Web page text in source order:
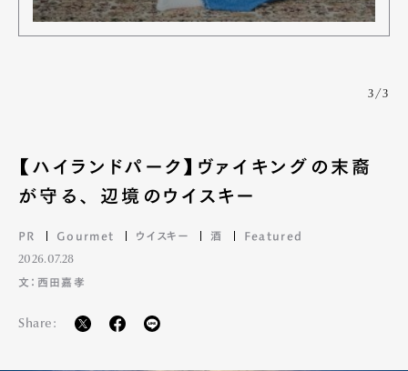
3/3
【ハイランドパーク】ヴァイキングの末裔
が守る、 辺境のウイスキー
PR Gourmet ウイスキー 酒 Featured
2026.07.28
文：西田嘉孝
Share: